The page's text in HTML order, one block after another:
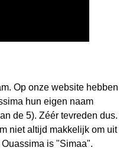
Op onze website hebben
hun eigen naam
de 5). Zéér tevreden dus.
niet altijd makkelijk om uit
is "Simaa".